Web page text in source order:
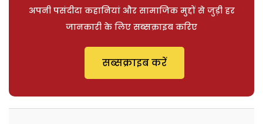
अपनी पसंदीदा कहानियां और सामाजिक मुद्दों से जुड़ी हर
जानकारी के लिए सब्सक्राइब करिए
सब्सक्राइब करें